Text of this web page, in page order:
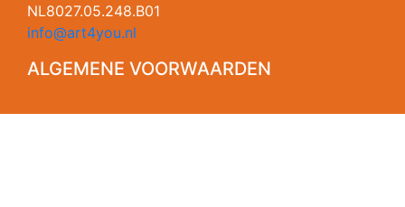
NL8027.05.248.B01
info@art4you.nl
ALGEMENE VOORWAARDEN